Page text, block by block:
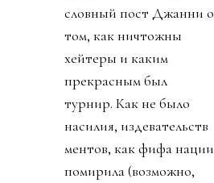
словный пост Джанни о
том, как ничтожны
хейтеры и каким
прекрасным был
турнир. Как не было
насилия, издевательств
ментов, как фифа нации
помирила (возможно,